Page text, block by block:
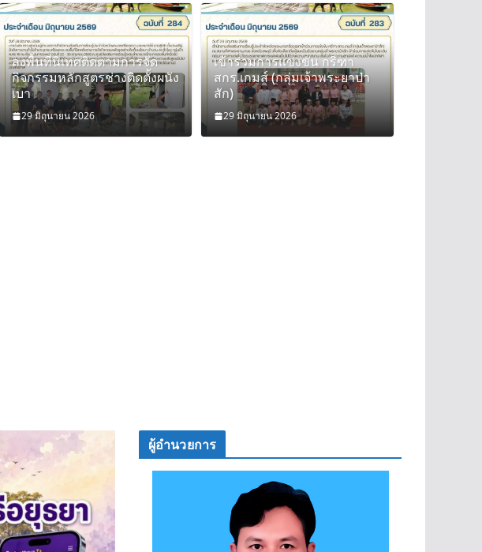
จดหมายข่าว
ลงพื้นที่นิเทศติดตามการจัดกิจกรรมหลักสูตรช่างติดตั้ง
ผนังเบา
29 มิถุนายน 2026 admin
ลงพื้นที่นิเทศติดตามการจัด
กิจกรรมหลักสูตรช่างติดตั้งผนัง
เบา
29 มิถุนายน 2026
เข้าร่วมการแข่งขัน กรีฑา
สกร.เกมส์ (กลุ่มเจ้าพระยาป่า
สัก)
29 มิถุนายน 2026